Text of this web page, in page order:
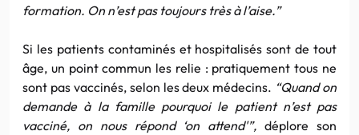
formation. On n’est pas toujours très à l’aise.”
Si les patients contaminés et hospitalisés sont de tout
âge, un point commun les relie : pratiquement tous ne
sont pas vaccinés, selon les deux médecins. “Quand on
demande à la famille pourquoi le patient n’est pas
vacciné, on nous répond ‘on attend'”, déplore son